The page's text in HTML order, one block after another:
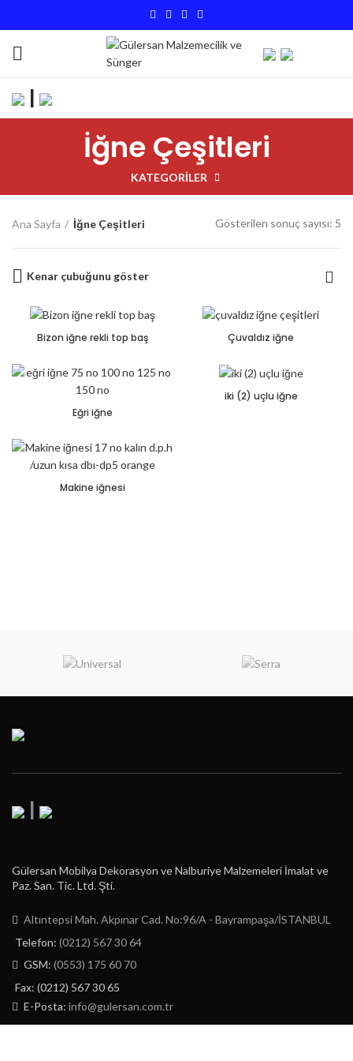
|
İğne Çeşitleri
KATEGORILER
Ana Sayfa İğne Çeşitleri Gösterilen sonuç sayısı: 5
Kenar çubuğunu göster
Bizon iğne rekli top baş Çuvaldız iğne
Eğri iğne
iki (2) uçlu iğne
Makine iğnesi
Gülersan Mobilya Dekorasyon ve Nalburiye Malzemeleri İmalat ve
Paz. San. Tic. Ltd. Şti.
Altıntepsi Mah. Akpınar Cad. No:96/A - Bayrampaşa/İSTANBUL
Telefon: (0212) 567 30 64
GSM: (0553) 175 60 70
Fax: (0212) 567 30 65
E-Posta: info@gulersan.com.tr